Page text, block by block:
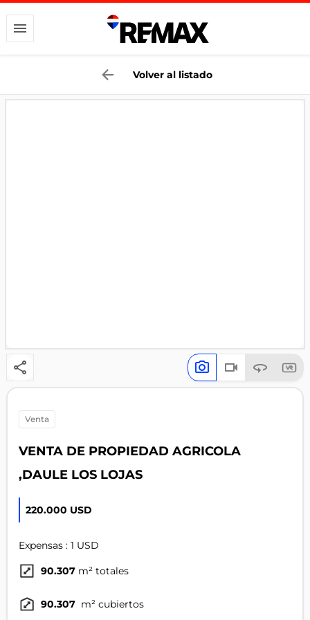
Volver al listado
venta
VENTA DE PROPIEDAD AGRICOLA
,DAULE LOS LOJAS
220.000 USD
Expensas : 1 USD
90.307 m² totales
90.307 m² cubiertos